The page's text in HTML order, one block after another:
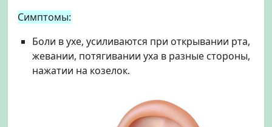
Симптомы:
Боли в ухе, усиливаются при открывании рта,
жевании, потягивании уха в разные стороны,
нажатии на козелок.